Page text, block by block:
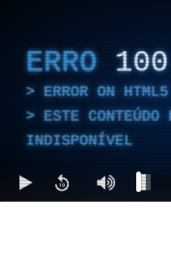
ERRO 100
ERROR ON
ESTE CONTEÚDO
INDISPONÍVEL